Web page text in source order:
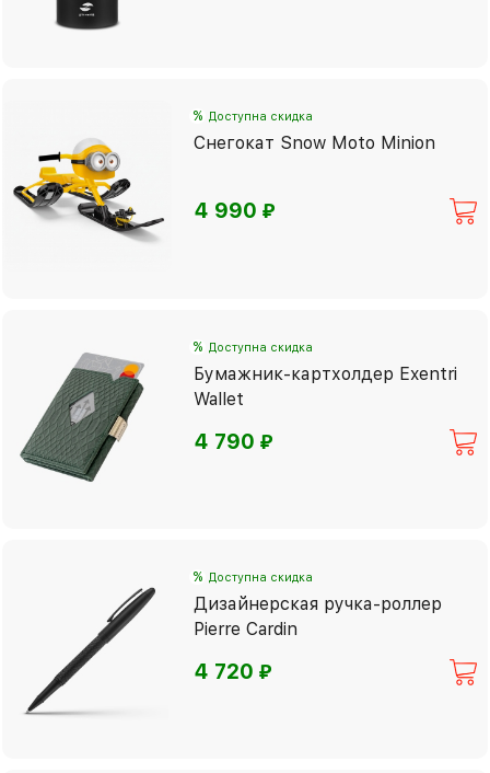
% Доступна скидка
Снегокат Snow Moto Minion
4 990⃏
% Доступна скидка
Бумажник-картхолдер Exentri
Wallet
4 790⃏
% Доступна скидка
Дизайнерская ручка-роллер
Pierre Cardin
4 720⃏